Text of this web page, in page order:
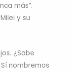
más”.
y su
¿Sabe
nombremos